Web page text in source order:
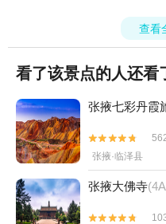
查看
看了该景点的人还看
张掖七彩丹霞


张掖·临泽县
张掖大佛寺

